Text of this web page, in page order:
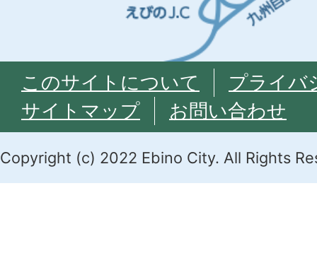
このサイトについて
プライバ
サイトマップ
お問い合わせ
Copyright (c) 2022 Ebino City. All Rights